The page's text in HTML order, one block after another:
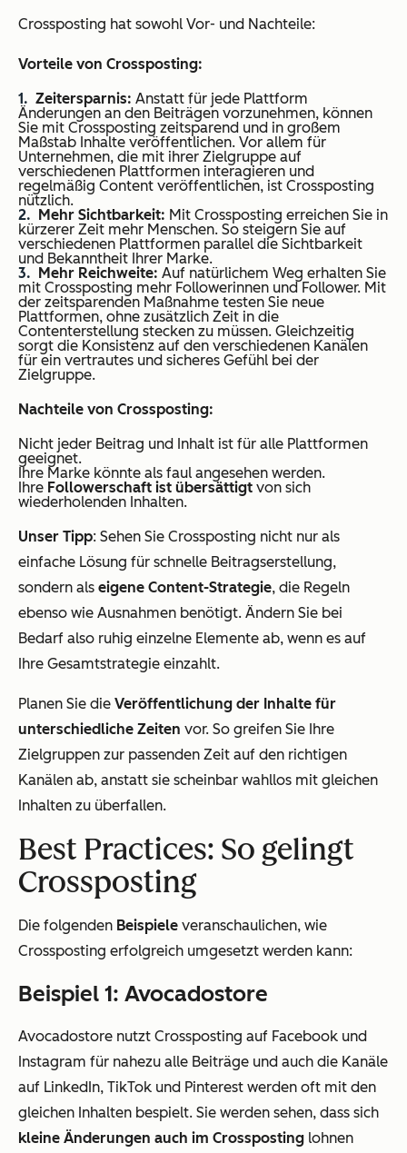
Crossposting hat sowohl Vor- und Nachteile:
Vorteile von Crossposting:
Zeitersparnis: Anstatt für jede Plattform
Änderungen an den Beiträgen vorzunehmen, können
Sie mit Crossposting zeitsparend und in großem
Maßstab Inhalte veröffentlichen. Vor allem für
Unternehmen, die mit ihrer Zielgruppe auf
verschiedenen Plattformen interagieren und
regelmäßig Content veröffentlichen, ist Crossposting
nützlich.
Mehr Sichtbarkeit: Mit Crossposting erreichen Sie in
kürzerer Zeit mehr Menschen. So steigern Sie auf
verschiedenen Plattformen parallel die Sichtbarkeit
und Bekanntheit Ihrer Marke.
Mehr Reichweite: Auf natürlichem Weg erhalten Sie
mit Crossposting mehr Followerinnen und Follower. Mit
der zeitsparenden Maßnahme testen Sie neue
Plattformen, ohne zusätzlich Zeit in die
Contenterstellung stecken zu müssen. Gleichzeitig
sorgt die Konsistenz auf den verschiedenen Kanälen
für ein vertrautes und sicheres Gefühl bei der
Zielgruppe.
Nachteile von Crossposting:
Nicht jeder Beitrag und Inhalt ist für alle Plattformen
geeignet.
Ihre Marke könnte als faul angesehen werden.
Ihre Followerschaft ist übersättigt von sich
wiederholenden Inhalten.
Unser Tipp: Sehen Sie Crossposting nicht nur als
einfache Lösung für schnelle Beitragserstellung,
sondern als eigene Content-Strategie, die Regeln
ebenso wie Ausnahmen benötigt. Ändern Sie bei
Bedarf also ruhig einzelne Elemente ab, wenn es auf
Ihre Gesamtstrategie einzahlt.
Planen Sie die Veröffentlichung der Inhalte für
unterschiedliche Zeiten vor. So greifen Sie Ihre
Zielgruppen zur passenden Zeit auf den richtigen
Kanälen ab, anstatt sie scheinbar wahllos mit gleichen
Inhalten zu überfallen.
Best Practices: So gelingt
Crossposting
Die folgenden Beispiele veranschaulichen, wie
Crossposting erfolgreich umgesetzt werden kann:
Beispiel 1: Avocadostore
Avocadostore nutzt Crossposting auf Facebook und
Instagram für nahezu alle Beiträge und auch die Kanäle
auf LinkedIn, TikTok und Pinterest werden oft mit den
gleichen Inhalten bespielt. Sie werden sehen, dass sich
kleine Änderungen auch im Crossposting lohnen